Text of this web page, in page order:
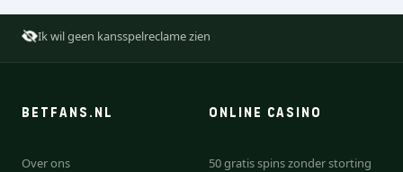
Ik wil geen kansspelreclame zien
BETFANS.NL
Over ons
ONLINE CASINO
50 gratis spins zonder storting